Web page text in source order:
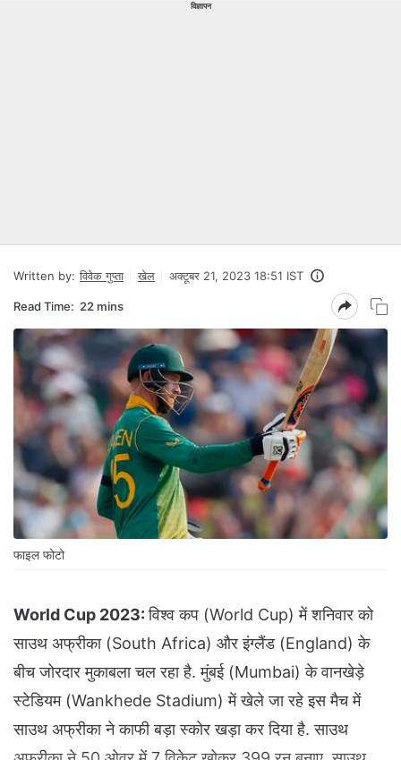
विज्ञापन
Written by: विवेक गुप्ता खेल अक्टूबर 21, 2023 18:51 IST
Read Time: 22 mins
फाइल फोटो
World Cup 2023:विश्व कप (World Cup) में शनिवार को
साउथ अफ्रीका (South Africa) और इंग्लैंड (England) के
बीच जोरदार मुकाबला चल रहा है. मुंबई (Mumbai) के वानखेड़े
स्टेडियम (Wankhede Stadium) में खेले जा रहे इस मैच में
साउथ अफ्रीका ने काफी बड़ा स्कोर खड़ा कर दिया है. साउथ